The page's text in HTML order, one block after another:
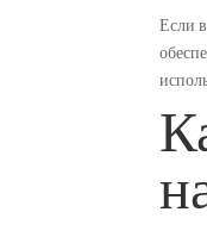
Если